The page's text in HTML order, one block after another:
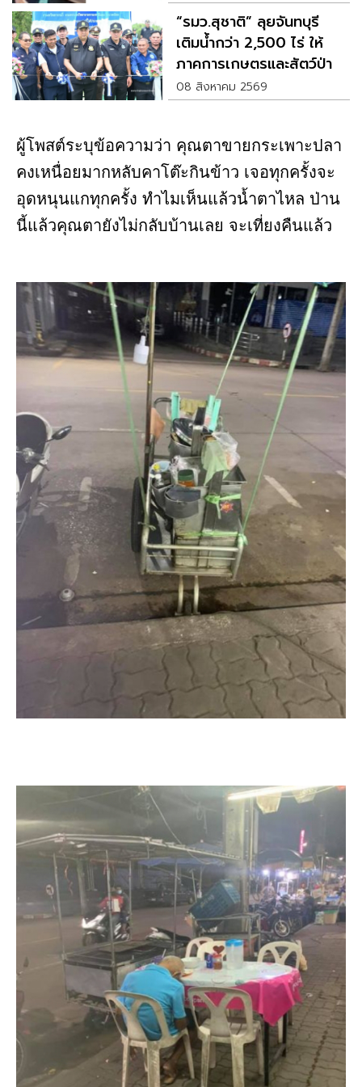
“รมว.สุชาติ” ลุยจันทบุรี
เติมน้ำกว่า 2,500 ไร่ ให้
ภาคการเกษตรและสัตว์ป่า
08 สิงหาคม 2569
ผู้โพสต์ระบุข้อความว่า คุณตาขายกระเพาะปลา
คงเหนื่อยมากหลับคาโต๊ะกินข้าว เจอทุกครั้งจะ
อุดหนุนแกทุกครั้ง ทำไมเห็นแล้วน้ำตาไหล ป่าน
นี้แล้วคุณตายังไม่กลับบ้านเลย จะเที่ยงคืนแล้ว